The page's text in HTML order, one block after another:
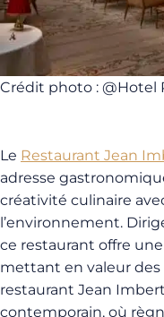
Crédit photo : @Hotel
Le Restaurant Jean
adresse
créativité culinaire
l’environnement.
ce restaurant offre
mettant en valeur des
restaurant Jean
contemporain, où